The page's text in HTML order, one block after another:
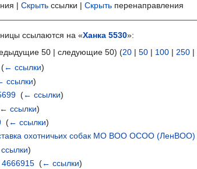
| Скрыть ссылки | Скрыть перенаправления
ссылаются на «Ханка 5530»:
50 | следующие 50) (20 | 50 | 100 | 250 |
‎(← ссылки)
ссылки)
‎(← ссылки)
← ссылки)
‎(← ссылки)
охотничьих собак МО ВОО ОСОО (ЛенВОО)
)
4666915 ‎(← ссылки)